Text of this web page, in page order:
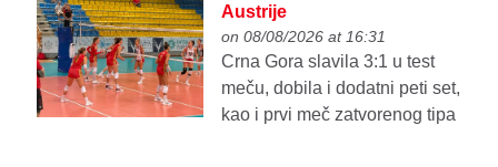
Austrije
on 08/08/2026 at 16:31
Crna Gora slavila 3:1 u test
meču, dobila i dodatni peti set,
kao i prvi meč zatvorenog tipa